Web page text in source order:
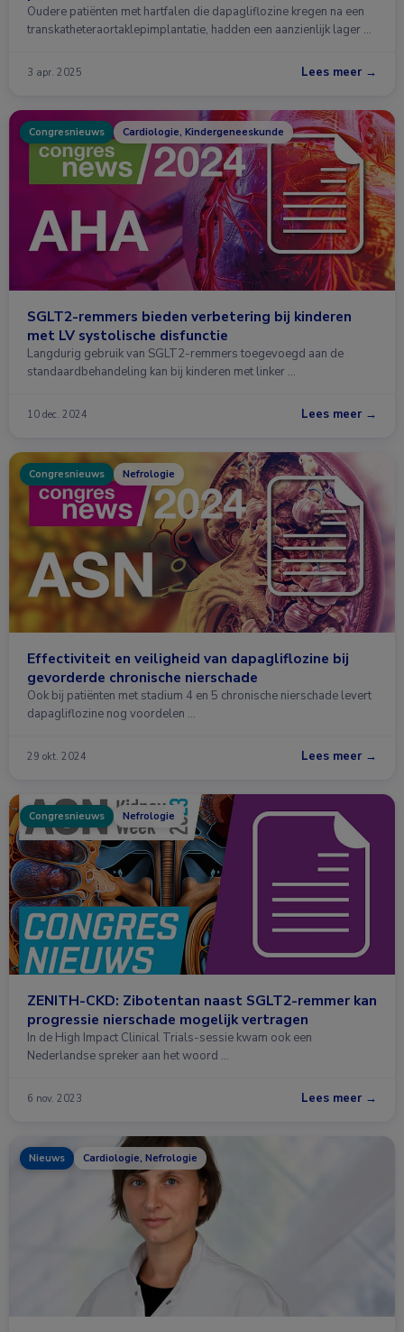
Oudere patiënten met hartfalen die dapagliflozine kregen na een
transkatheteraortaklepimplantatie, hadden een aanzienlijk lager …
3 apr. 2025 Lees meer →
Congresnieuws Cardiologie, Kindergeneeskunde
SGLT2-remmers bieden verbetering bij kinderen
met LV systolische disfunctie
Langdurig gebruik van SGLT2-remmers toegevoegd aan de
standaardbehandeling kan bij kinderen met linker …
10 dec. 2024 Lees meer →
Congresnieuws Nefrologie
Effectiviteit en veiligheid van dapagliflozine bij
gevorderde chronische nierschade
Ook bij patiënten met stadium 4 en 5 chronische nierschade levert
dapagliflozine nog voordelen …
29 okt. 2024 Lees meer →
Congresnieuws Nefrologie
ZENITH-CKD: Zibotentan naast SGLT2-remmer kan
progressie nierschade mogelijk vertragen
In de High Impact Clinical Trials-sessie kwam ook een
Nederlandse spreker aan het woord …
6 nov. 2023 Lees meer →
Nieuws Cardiologie, Nefrologie